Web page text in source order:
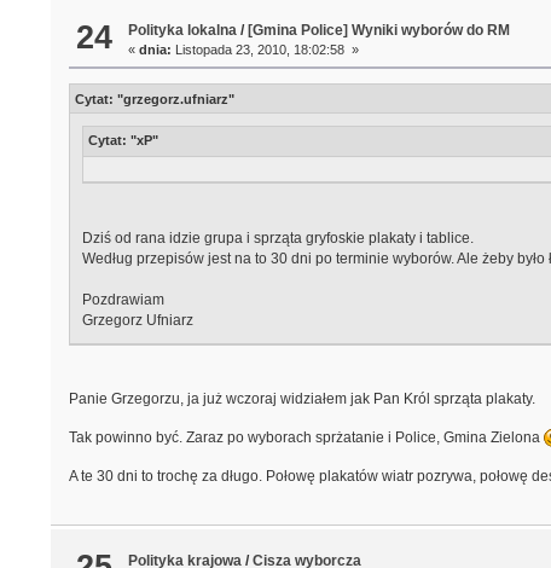
24 Polityka lokalna / [Gmina Police] Wyniki wyborów do RM
«dnia: Listopada 23, 2010, 18:02:58 »
Cytat: "grzegorz.ufniarz"
Cytat: "xP"
Dziś od rana idzie grupa i sprząta gryfoskie plakaty i tablice.
Według przepisów jest na to 30 dni po terminie wyborów. Ale żeby
Pozdrawiam
Grzegorz Ufniarz
Panie Grzegorzu, ja już wczoraj widziałem jak Pan Król sprząta plakaty.
Tak powinno być. Zaraz po wyborach sprżatanie i Police, Gmina Zielona
A te 30 dni to trochę za długo. Połowę plakatów wiatr pozrywa, połowę
Polityka krajowa /Cisza wyborcza